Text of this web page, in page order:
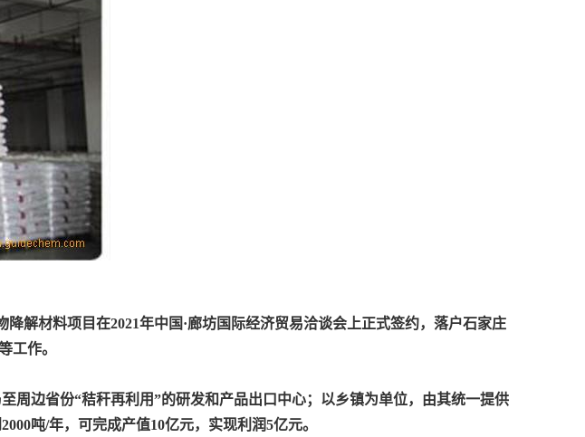
解材料项目在2021年中国·廊坊国际经济贸易洽谈会上正式签约，落户石家庄
工作。
周边省份“秸秆再利用”的研发和产品出口中心；以乡镇为单位，由其统一提供
吨/年，可完成产值10亿元，实现利润5亿元。